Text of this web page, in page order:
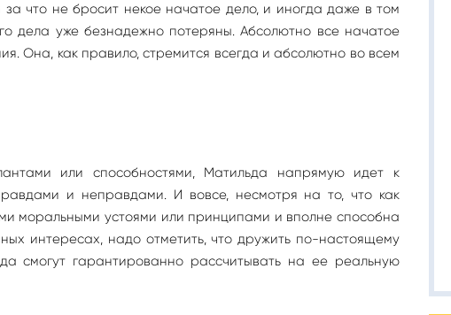
что не бросит некое начатое дело, и иногда даже в том
дела уже безнадежно потеряны. Абсолютно все начатое
Она, как правило, стремится всегда и абсолютно во всем
или способностями, Матильда напрямую идет к
и неправдами. И вовсе, несмотря на то, что как
моральными устоями или принципами и вполне способна
интересах, надо отметить, что дружить по-настоящему
смогут гарантированно рассчитывать на ее реальную